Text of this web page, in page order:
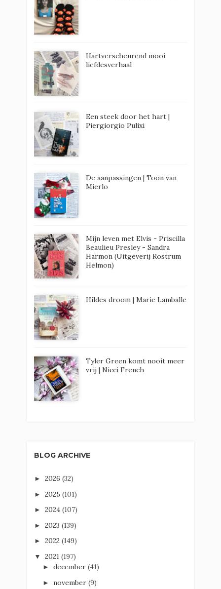
Hartverscheurend mooi
liefdesverhaal
Een steek door het hart |
Piergiorgio Pulixi
De aanpassingen | Toon van
Mierlo
Mijn leven met Elvis - Priscilla
Beaulieu Presley - Sandra
Harmon (Uitgeverij Rostrum
Helmon)
Hildes droom | Marie Lamballe
Tyler Green komt nooit meer
vrij | Nicci French
BLOG ARCHIVE
► 2026 (32)
► 2025 (101)
► 2024 (107)
► 2023 (139)
► 2022 (149)
▼ 2021 (197)
► december (41)
► november (9)